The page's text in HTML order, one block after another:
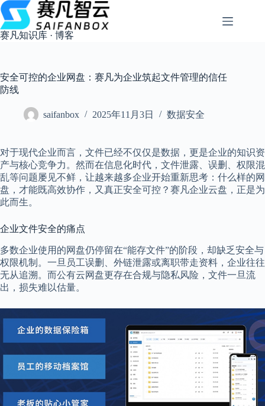
跳
过
内
容
赛凡知识库 · 博客
安全可控的企业网盘：赛凡为企业筑起文件管理的信任
防线
saifanbox 2025年11月3日 数据安全
对于现代企业而言，文件已经不仅仅是数据，更是企业的知识资
产与核心竞争力。然而在信息化时代，文件泄露、误删、权限混
乱等问题屡见不鲜，让越来越多企业开始重新思考：什么样的网
盘，才能既高效协作，又真正安全可控？赛凡企业云盘，正是为
此而生。
企业文件安全的痛点
多数企业使用的网盘仍停留在“能存文件”的阶段，却缺乏安全与
权限机制。一旦员工误删、外链泄露或离职带走资料，企业往往
无从追溯。而公有云网盘更存在合规与隐私风险，文件一旦流
出，损失难以估量。